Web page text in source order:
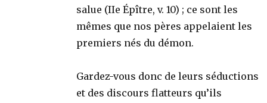
salue (IIe Épître, v. 10) ; ce sont les
mêmes que nos pères appelaient les
premiers nés du démon.
Gardez-vous donc de leurs séductions
et des discours flatteurs qu’ils